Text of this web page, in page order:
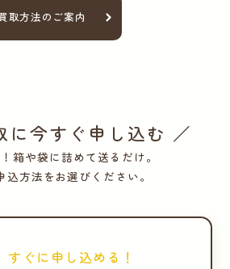
取方法のご案内
に今すぐ申し込む ／
箱や袋に詰めて送るだけ。
込方法をお選びください。
すぐに申し込める！